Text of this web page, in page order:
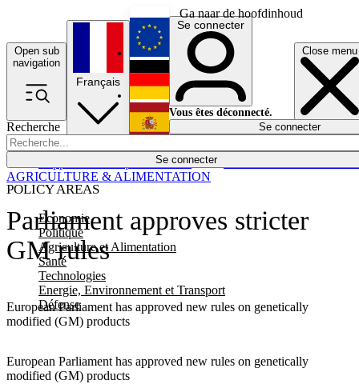
Ga naar de hoofdinhoud
Open sub
navigation
Close menu
Recherche
Se connecter
POLICY AREAS
Economie
Politique
Agriculture et Alimentation
Santé
Technologies
Energie, Environnement et Transport
Défense
Économie
Français
English
Deutsch
Español
Se connecter
Vous êtes déconnecté.
Se connecter
Parliament approves stricter
GM rules
European Parliament has approved new rules on genetically
modified (GM) products
AGRICULTURE & ALIMENTATION
European Parliament has approved new rules on genetically
modified (GM) products